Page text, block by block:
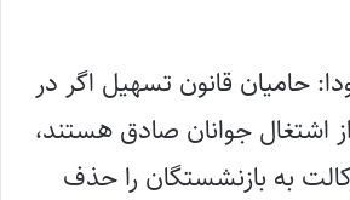
حامیان قانون تسهیل اگر در
اشتغال جوانان صادق هستند،
به بازنشستگان را حذف